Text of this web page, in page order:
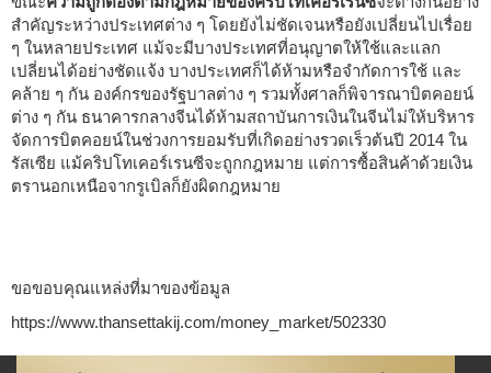
สำคัญระหว่างประเทศต่าง ๆ โดยยังไม่ชัดเจนหรือยังเปลี่ยนไปเรื่อย
ๆ ในหลายประเทศ แม้จะมีบางประเทศที่อนุญาตให้ใช้และแลก
เปลี่ยนได้อย่างชัดแจ้ง บางประเทศก็ได้ห้ามหรือจำกัดการใช้ และ
คล้าย ๆ กัน องค์กรของรัฐบาลต่าง ๆ รวมทั้งศาลก็พิจารณาบิตคอยน์
ต่าง ๆ กัน ธนาคารกลางจีนได้ห้ามสถาบันการเงินในจีนไม่ให้บริหาร
จัดการบิตคอยน์ในช่วงการยอมรับที่เกิดอย่างรวดเร็วต้นปี 2014 ใน
รัสเซีย แม้คริปโทเคอร์เรนซีจะถูกกฎหมาย แต่การซื้อสินค้าด้วยเงิน
ตรานอกเหนือจากรูเบิลก็ยังผิดกฎหมาย
ขอขอบคุณแหล่งที่มาของข้อมูล
https://www.thansettakij.com/money_market/502330